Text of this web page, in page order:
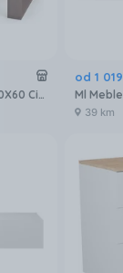
Halmar Eu Ława Nea 110X60 Ciemny Orzech
od 1 019
39 km